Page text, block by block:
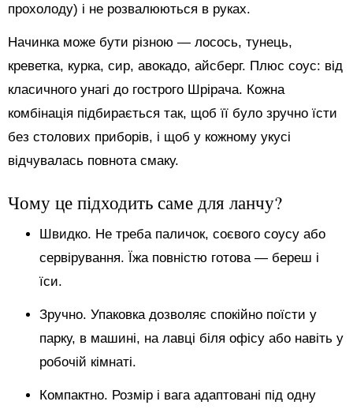
прохолоду) і не розвалюються в руках.
Начинка може бути різною — лосось, тунець,
креветка, курка, сир, авокадо, айсберг. Плюс соус: від
класичного унагі до гострого Шрірача. Кожна
комбінація підбирається так, щоб її було зручно їсти
без столових приборів, і щоб у кожному укусі
відчувалась повнота смаку.
Чому це підходить саме для ланчу?
Швидко. Не треба паличок, соєвого соусу або
сервірування. Їжа повністю готова — береш і
їси.
Зручно. Упаковка дозволяє спокійно поїсти у
парку, в машині, на лавці біля офісу або навіть у
робочій кімнаті.
Компактно. Розмір і вага адаптовані під одну